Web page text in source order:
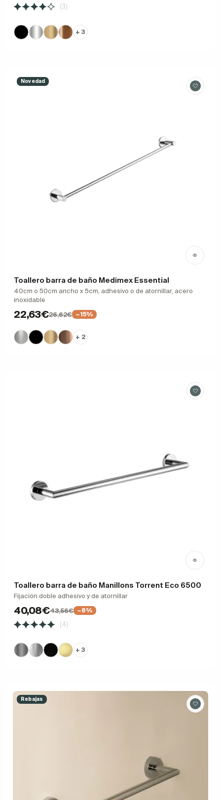
(3)
+ 3
Novedad
Toallero barra de baño Medimex Essential
40cm o 50cm ancho x 5cm, adhesivo o de atornillar, acero
inoxidable
22,63€26,62€ −15%
+ 2
Toallero barra de baño Manillons Torrent Eco 6500
Fijación doble adhesivo y de atornillar
40,08€43,56€ −8%
(4)
+ 3
Rebajas